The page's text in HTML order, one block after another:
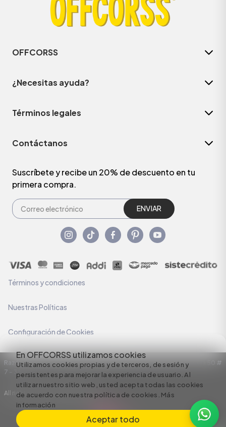
En OFFCORSS utilizamos cookies
Utilizamos cookies propias y de terceros, de sesión y
persistentes para mejorar la experiencia de usuario. Al
utilizar nuestro sitio web, usted acepta todas las cookies
de acuerdo con nuestra política de cookies. Más
información
Aceptar todo
OFFCORSS
¿Necesitas ayuda?
Términos legales
Contáctanos
Suscríbete y recibe un 20% de descuento en tu
primera compra.
ENVIAR
Términos y condiciones
Nuestras Políticas
Configuración de Cookies
Razón Social: C.I HERMECO S.A. NIT: 890924167-6 Dirección: Carrera 50 #
7 – 35
All rights reserved empowered by